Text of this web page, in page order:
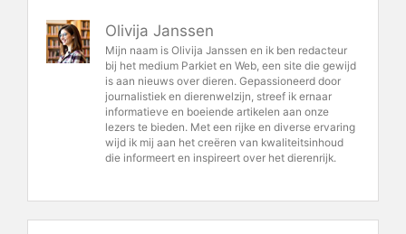
Olivija Janssen
Mijn naam is Olivija Janssen en ik ben redacteur
bij het medium Parkiet en Web, een site die gewijd
is aan nieuws over dieren. Gepassioneerd door
journalistiek en dierenwelzijn, streef ik ernaar
informatieve en boeiende artikelen aan onze
lezers te bieden. Met een rijke en diverse ervaring
wijd ik mij aan het creëren van kwaliteitsinhoud
die informeert en inspireert over het dierenrijk.